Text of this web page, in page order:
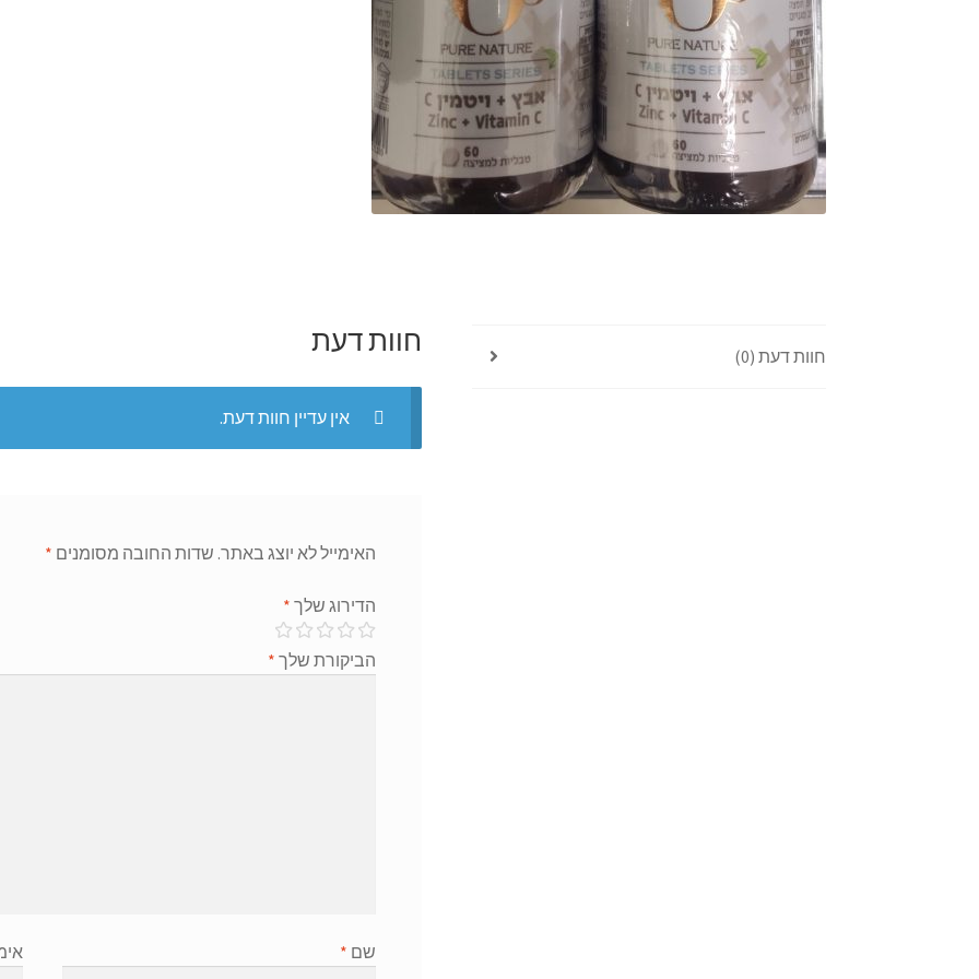
חוות דעת (0) חוות דעת
אין עדיין חוות דעת.
האימייל לא יוצג באתר. שדות החובה מסומנים *
הדירוג שלך *
הביקורת שלך *
שם *